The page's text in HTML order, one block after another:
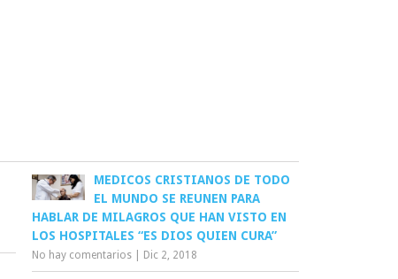
MEDICOS CRISTIANOS DE TODO
EL MUNDO SE REUNEN PARA
HABLAR DE MILAGROS QUE HAN VISTO EN
LOS HOSPITALES “ES DIOS QUIEN CURA”
No hay comentarios Dic 2, 2018